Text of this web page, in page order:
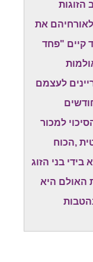
הזוגות
את
קיים "פחד
לעצמם
החתונה בטווח של 7-9 חודשים
למכור
,הכוח
בני הזוג
האולם היא